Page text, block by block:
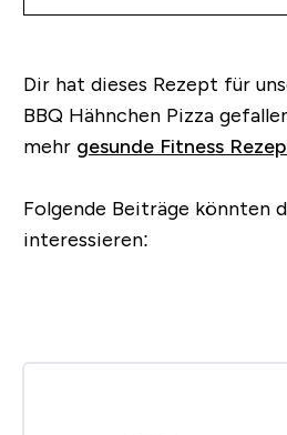
Dir hat dieses Rezept für
BBQ Hähnchen Pizza
mehr gesunde Fitness
Folgende Beiträge könnten
interessieren: